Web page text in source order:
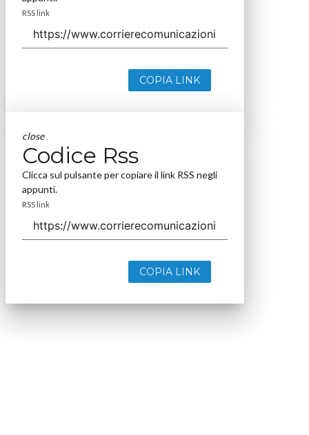
RSS link
COPIA LINK
close
Codice Rss
Clicca sul pulsante per copiare il link RSS negli
appunti.
RSS link
COPIA LINK